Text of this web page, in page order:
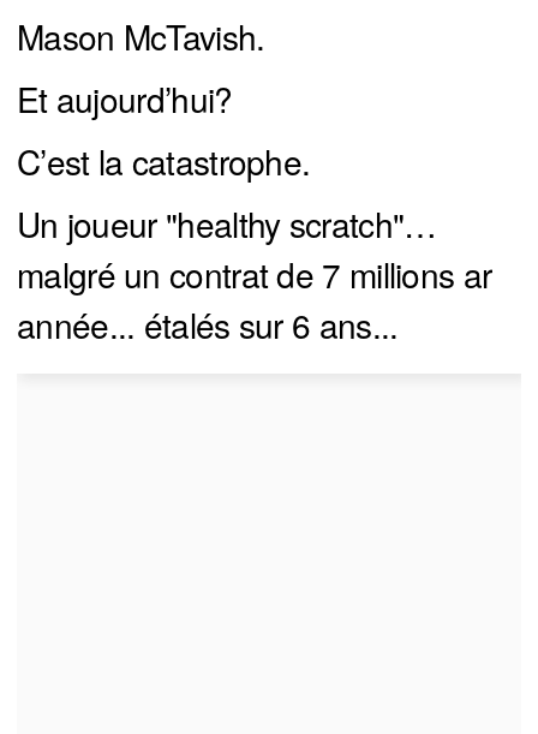
Mason McTavish.
Et aujourd’hui?
C’est la catastrophe.
Un joueur "healthy scratch"…
malgré un contrat de 7 millions ar
année... étalés sur 6 ans...